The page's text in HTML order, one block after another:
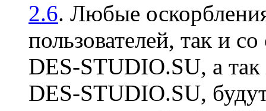
2.6. Любые
пользователей, так и
DES-STUDIO.SU, а
DES-STUDIO.SU,